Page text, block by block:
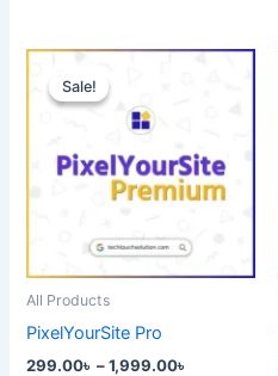
Sale!
Sale!
All Products
PixelYourSite Pro
299.00৳ – 1,999.00৳
Price
variants.
The